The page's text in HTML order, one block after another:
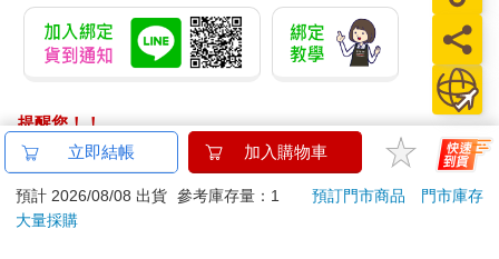
露，多少會輕鬆一點。
好好地哭過一番，心情或許會好一些。
［重點］悲傷沒有一定的方式與型態，你的悲傷屬於你自己。
提醒您！！
金石堂及銀行均不會請您操作ATM! 如接獲電話要求您前往
ATM提款機，請不要聽從指示，以免受騙上當！
退換貨須知：
立即結帳 加入購物車
預計 2026/08/08 出貨 參考庫存量：1 預訂門市商品
門市庫存
大量採購